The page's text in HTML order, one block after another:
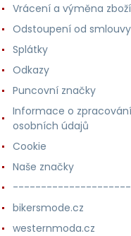
Vrácení a výměna zboží
Odstoupení od smlouvy
Splátky
Odkazy
Puncovní značky
Informace o zpracování
osobních údajů
Cookie
Naše značky
bikersmode.cz
westernmoda.cz